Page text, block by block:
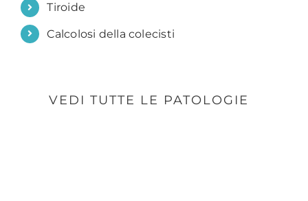
Tiroide
Calcolosi della colecisti
VEDI TUTTE LE PATOLOGIE